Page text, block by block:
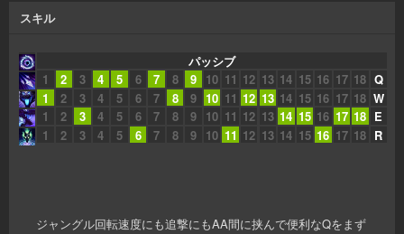
スキル
パッシブ
1
2 3 4 5 6 7 8 9 10 11 12 13 14 15 16 17 18 Q
1
2 3 4 5 6 7 8 9 10 11 12 13 14 15 16 17 18 W
1
2 3 4 5 6 7 8 9 10 11 12 13 14 15 16 17 18 E
1
2 3 4 5 6 7 8 9 10 11 12 13 14 15 16 17 18 R
ジャングル回転速度にも追撃にもAA間に挟んで便利なQをまず